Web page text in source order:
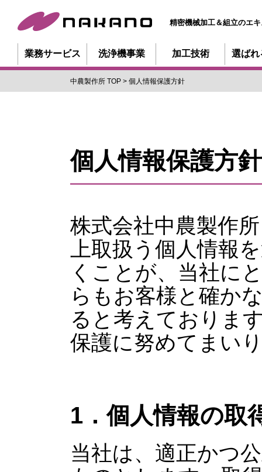
精密機械加工＆組立のエ
業務サービス 洗浄機事業 加工技術 選ばれ
中農製作所 TOP 個人情報保護方針
個人情報保護方針
株式会社中農製作
上取扱う個人情報
くことが、当社に
らもお客様と確か
ると考えておりま
保護に努めてまい
1．個人情報の取
当社は、適正かつ